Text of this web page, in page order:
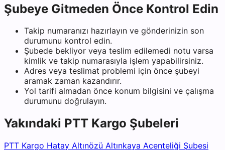
Şubeye Gitmeden Önce Kontrol Edin
Takip numaranızı hazırlayın ve gönderinizin son
durumunu kontrol edin.
Şubede bekliyor veya teslim edilemedi notu varsa
kimlik ve takip numarasıyla işlem yapabilirsiniz.
Adres veya teslimat problemi için önce şubeyi
aramak zaman kazandırır.
Yol tarifi almadan önce konum bilgisini ve çalışma
durumunu doğrulayın.
Yakındaki PTT Kargo Şubeleri
PTT Kargo Hatay Altınözü Altınkaya Acenteliği Şubesi